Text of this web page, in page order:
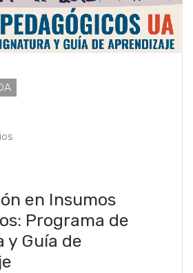
en Insumos
Programa de
y Guía de